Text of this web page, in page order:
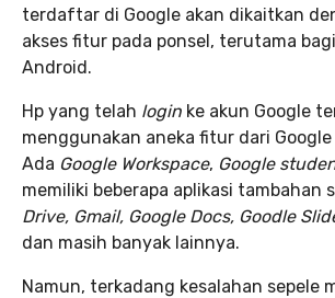
terdaftar di Google akan dikaitkan
akses fitur pada ponsel, terutama
Android.
Hp yang telah login ke akun Google
menggunakan aneka fitur dari
Ada Google Workspace, Google
memiliki beberapa aplikasi tambahan
Drive, Gmail, Google Docs, Goodle
dan masih banyak lainnya.
Namun, terkadang kesalahan sepele